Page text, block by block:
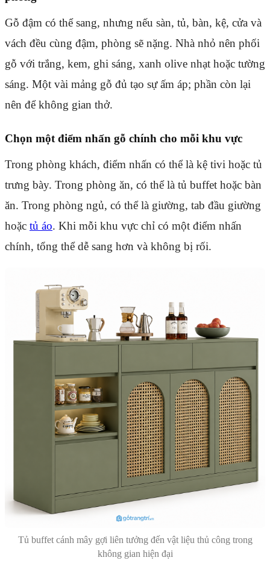
Gỗ đậm có thể sang, nhưng nếu sàn, tủ, bàn, kệ, cửa và
vách đều cùng đậm, phòng sẽ nặng. Nhà nhỏ nên phối
gỗ với trắng, kem, ghi sáng, xanh olive nhạt hoặc tường
sáng. Một vài mảng gỗ đủ tạo sự ấm áp; phần còn lại
nên để không gian thở.
Chọn một điểm nhấn gỗ chính cho mỗi khu vực
Trong phòng khách, điểm nhấn có thể là kệ tivi hoặc tủ
trưng bày. Trong phòng ăn, có thể là tủ buffet hoặc bàn
ăn. Trong phòng ngủ, có thể là giường, tab đầu giường
hoặc tủ áo. Khi mỗi khu vực chỉ có một điểm nhấn
chính, tổng thể dễ sang hơn và không bị rối.
Tủ buffet cánh mây gợi liên tưởng đến vật liệu thủ công trong
không gian hiện đại